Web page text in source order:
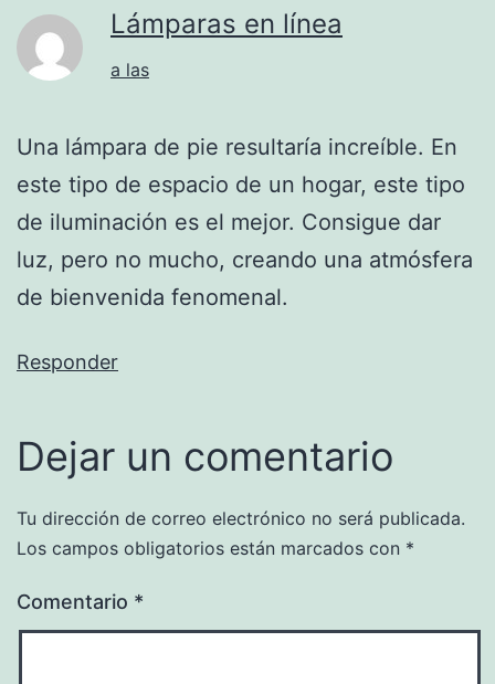
Lámparas en línea
a las
Una lámpara de pie resultaría increíble. En
este tipo de espacio de un hogar, este tipo
de iluminación es el mejor. Consigue dar
luz, pero no mucho, creando una atmósfera
de bienvenida fenomenal.
Responder
Dejar un comentario
Tu dirección de correo electrónico no será publicada.
Los campos obligatorios están marcados con *
Comentario *